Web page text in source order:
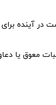
در آینده
معوق یا